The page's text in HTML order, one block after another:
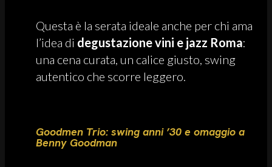
Questa è la serata ideale anche per chi ama
l’idea di degustazione vini e jazz Roma:
una cena curata, un calice giusto, swing
autentico che scorre leggero.
Goodmen Trio: swing anni ’30 e omaggio a
Benny Goodman